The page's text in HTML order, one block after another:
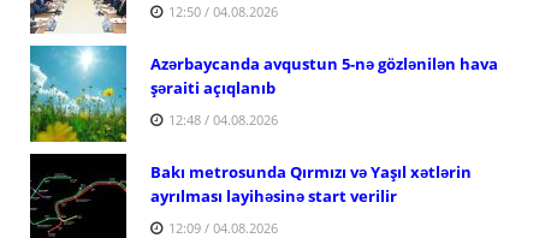
12:50 / 04.08.2026
Azərbaycanda avqustun 5-nə gözlənilən hava
şəraiti açıqlanıb
12:48 / 04.08.2026
Bakı metrosunda Qırmızı və Yaşıl xətlərin
ayrılması layihəsinə start verilir
12:09 / 04.08.2026